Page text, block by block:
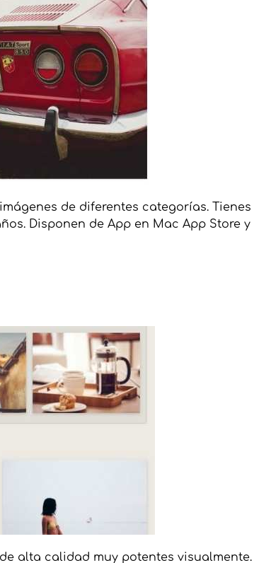
de diferentes categorías. Tienes
Disponen de App en Mac App Store y
alta calidad muy potentes visualmente.